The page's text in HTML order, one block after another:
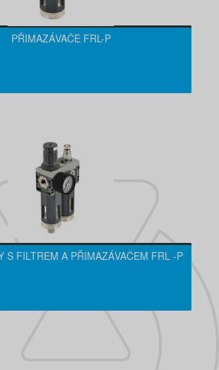
PŘIMAZÁVAČE FRL-P
S FILTREM A PŘIMAZÁVAČEM FRL -P